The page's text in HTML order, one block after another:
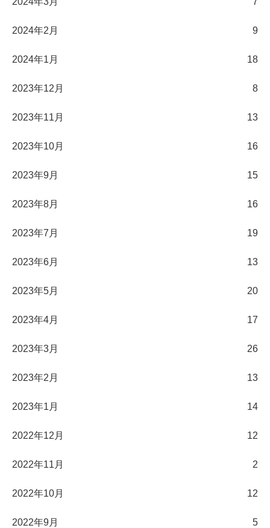
2024年2月 9
2024年1月 18
2023年12月 8
2023年11月 13
2023年10月 16
2023年9月 15
2023年8月 16
2023年7月 19
2023年6月 13
2023年5月 20
2023年4月 17
2023年3月 26
2023年2月 13
2023年1月 14
2022年12月 12
2022年11月 2
2022年10月 12
2022年9月 5